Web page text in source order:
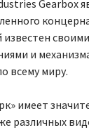
Gearbox
и
всему миру.
имеет
различных